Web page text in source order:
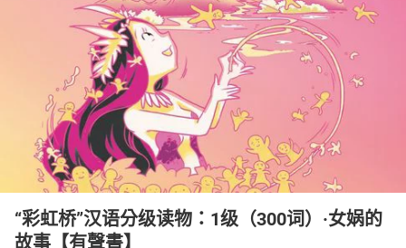
電子/紙本書
HOT
“彩虹桥”汉语分级读物：1级（300词）·女娲的
故事【有聲書】